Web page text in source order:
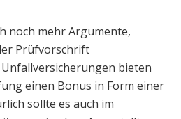
noch mehr Argumente,
Prüfvorschrift
bieten
einen Bonus in Form einer
sollte es auch im